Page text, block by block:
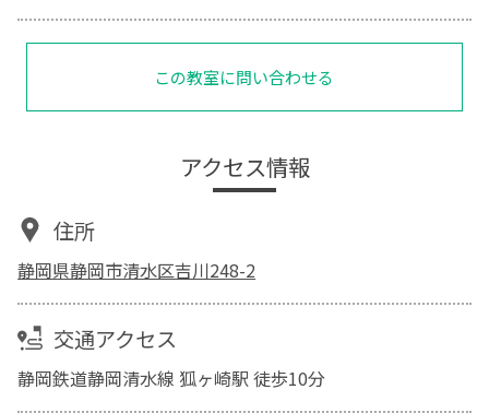
この教室に問い合わせる
アクセス情報
住所
静岡県静岡市清水区吉川248-2
交通アクセス
静岡鉄道静岡清水線 狐ヶ崎駅 徒歩10分